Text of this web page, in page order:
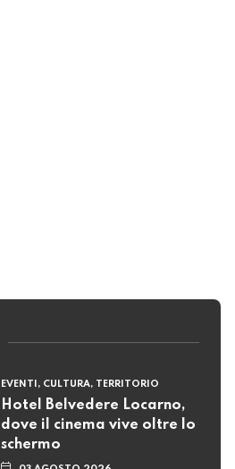
EVENTI, CULTURA, TERRITORIO
Hotel Belvedere Locarno,
dove il cinema vive oltre lo
schermo